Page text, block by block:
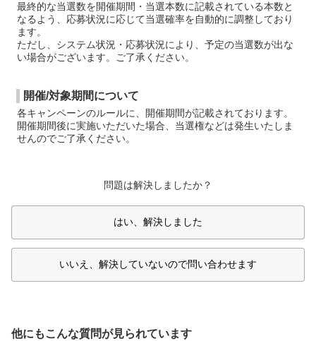
最終的な当選数を開催期間・当選本数に記載されている本数と
なるよう、応募状況に応じて当選確率を自動的に調整しており
ます。
ただし、システム状況・応募状況により、予定の当選数が出な
い場合がございます。ご了承ください。
開催/対象期間について
各キャンペーンのルールに、開催期間が記載されております。
開催期間後に実施いただいた場合、当選権などは発生いたしま
せんのでご了承ください。
問題は解決しましたか？
はい、解決しました
いいえ、解決していないので問い合わせます
他にもこんな質問が見られています